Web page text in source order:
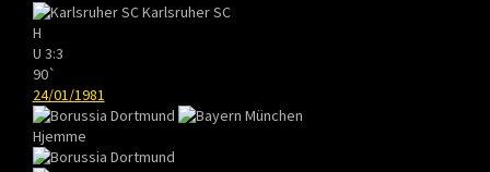
Karlsruher SC
H
U 3:3
90`
24/01/1981
Hjemme